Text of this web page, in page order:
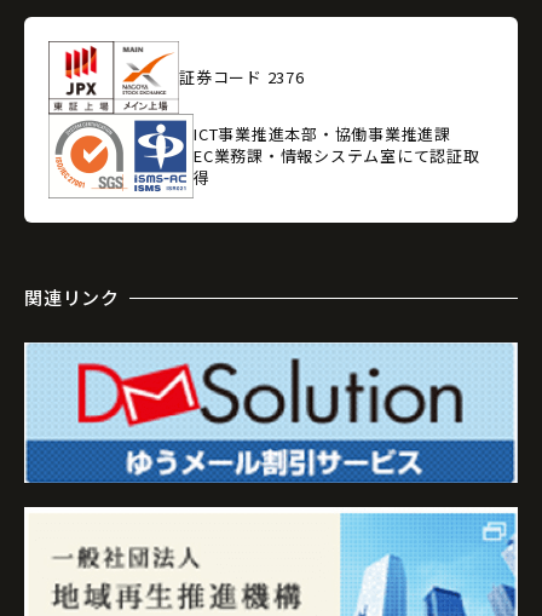
証券コード 2376
ICT事業推進本部・協働事業推進課
EC業務課・情報システム室にて認証取
得
関連リンク